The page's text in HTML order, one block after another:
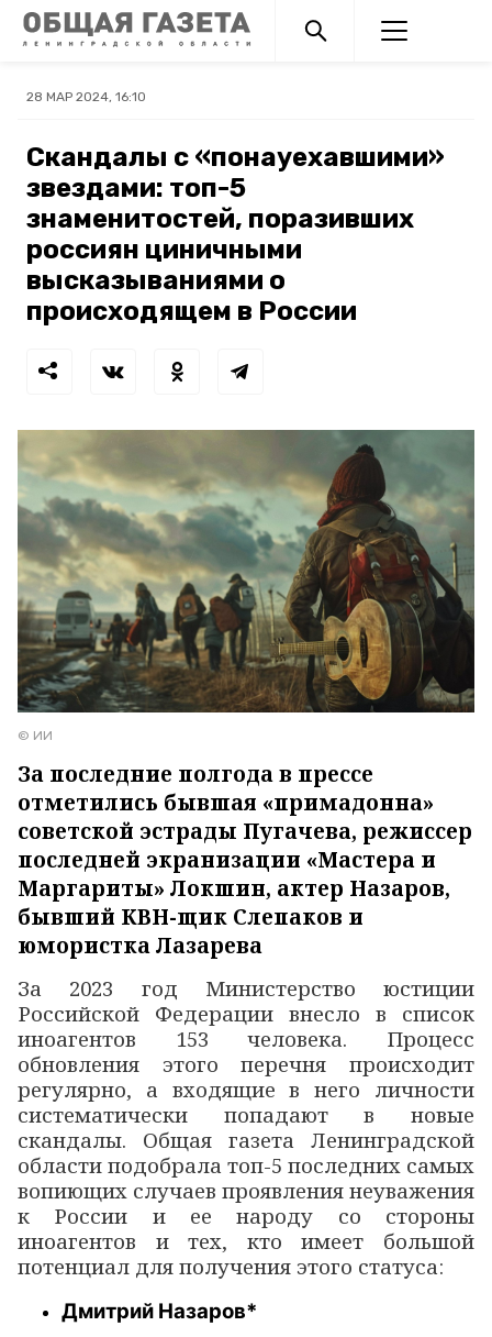
28 МАР 2024, 16:10
Скандалы с «понауехавшими»
звездами: топ-5
знаменитостей, поразивших
россиян циничными
высказываниями о
происходящем в России
© ИИ
За последние полгода в прессе
отметились бывшая «примадонна»
советской эстрады Пугачева, режиссер
последней экранизации «Мастера и
Маргариты» Локшин, актер Назаров,
бывший КВН-щик Слепаков и
юмористка Лазарева
За 2023 год Министерство юстиции
Российской Федерации внесло в список
иноагентов 153 человека. Процесс
обновления этого перечня происходит
регулярно, а входящие в него личности
систематически попадают в новые
скандалы. Общая газета Ленинградской
области подобрала топ-5 последних самых
вопиющих случаев проявления неуважения
к России и ее народу со стороны
иноагентов и тех, кто имеет большой
потенциал для получения этого статуса:
Дмитрий Назаров*